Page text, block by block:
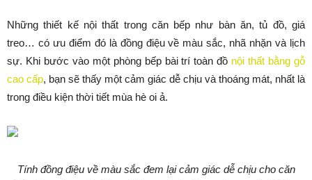
Những thiết kế nội thất trong căn bếp như bàn ăn, tủ đồ, giá
treo… có ưu điểm đó là đồng điệu về màu sắc, nhã nhặn và lịch
sự. Khi bước vào một phòng bếp bài trí toàn đồ nội thất bằng gỗ
cao cấp, bạn sẽ thấy một cảm giác dễ chịu và thoáng mát, nhất là
trong điều kiện thời tiết mùa hè oi ả.
Tính đồng điệu về màu sắc đem lại cảm giác dễ chịu cho căn